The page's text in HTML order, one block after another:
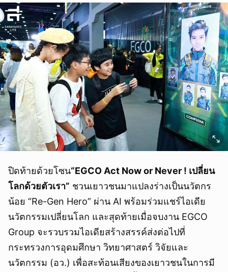
ปิดท้ายด้วยโซน“EGCO Act Now or Never ! เปลี่ยน
โลกด้วยตัวเรา” ชวนเยาวชนมาแปลงร่างเป็นนวัตกร
น้อย “Re-Gen Hero” ผ่าน AI พร้อมร่วมแชร์ไอเดีย
นวัตกรรมเปลี่ยนโลก และสุดท้ายเมื่อจบงาน EGCO
Group จะรวบรวมไอเดียสร้างสรรค์ส่งต่อไปที่
กระทรวงการอุดมศึกษา วิทยาศาสตร์ วิจัยและ
นวัตกรรม (อว.) เพื่อสะท้อนเสียงของเยาวชนในการมี